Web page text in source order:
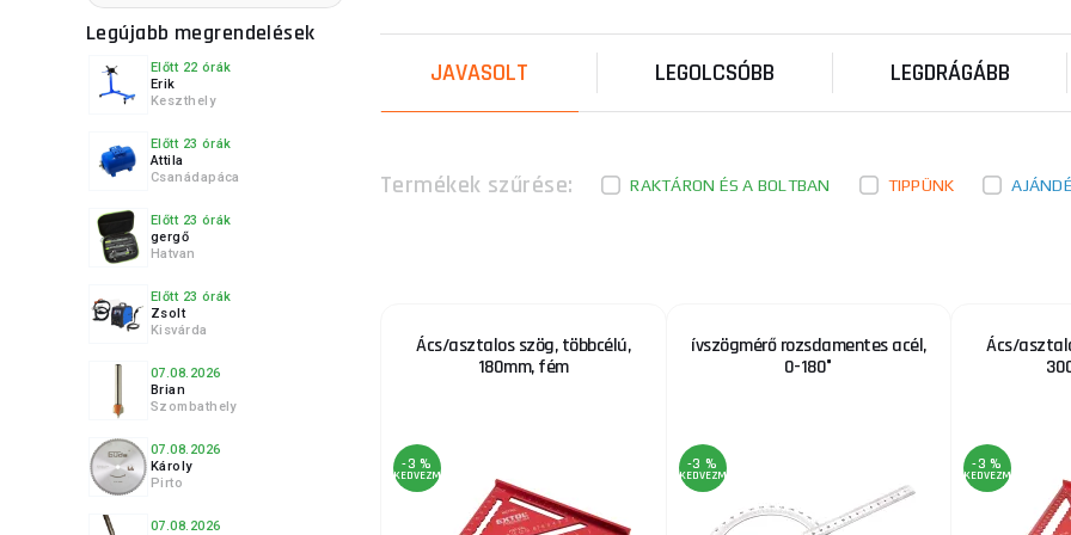
Legújabb megrendelések
Előtt 22 órák
Erik
Keszthely
Előtt 23 órák
Attila
Csanádapáca
Előtt 23 órák
gergő
Hatvan
Előtt 23 órák
Zsolt
Kisvárda
07.08.2026
Brian
Szombathely
07.08.2026
Károly
Pirto
07.08.2026
30°-os ferdeséggel. 1 mm-es jelölőlyukak. V ...
Ács/asztalos szög, többcélú, 300mm, fém
Ácsszög - 30 cm DeWALT DWHT25228-0
IGM Asztalosszög 300 x 200 mm
JAVASOLT LEGOLCSÓBB LEGDRÁGÁBB
Termékek szűrése: RAKTÁRON ÉS A BOLTBAN TIPPÜNK
Ács/asztalos szög, többcélú,
180mm, fém
-3 %
KEDVEZMÉNY
ívszögmérő rozsdamentes acél,
0-180°
-3 %
KEDVEZMÉNY
Ács/
-3 %
KEDVEZMÉNY